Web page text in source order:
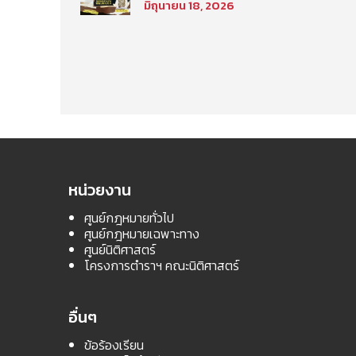
นิติศาสตร์ มหาวิทยาลัย
มิถุนายน 18, 2026
หน่วยงาน
ศูนย์กฎหมายทั่วไป
ศูนย์กฎหมายเฉพาะทาง
ศูนย์นิติศาสตร์
โครงการตำราฯ คณะนิติศาสตร์
อื่นๆ
ข้อร้องเรียน